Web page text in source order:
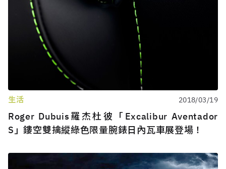
生活 2018/03/19
Roger Dubuis羅杰杜彼「Excalibur Aventador
S」鏤空雙擒縱綠色限量腕錶日內瓦車展登場！